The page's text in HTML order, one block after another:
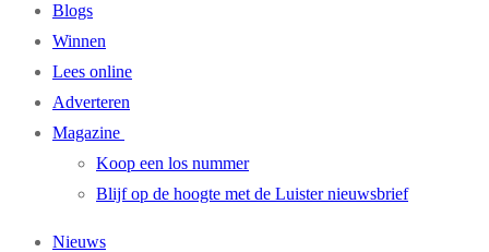
Blogs
Winnen
Lees online
Adverteren
Magazine
Koop een los nummer
Blijf op de hoogte met de Luister nieuwsbrief
Nieuws